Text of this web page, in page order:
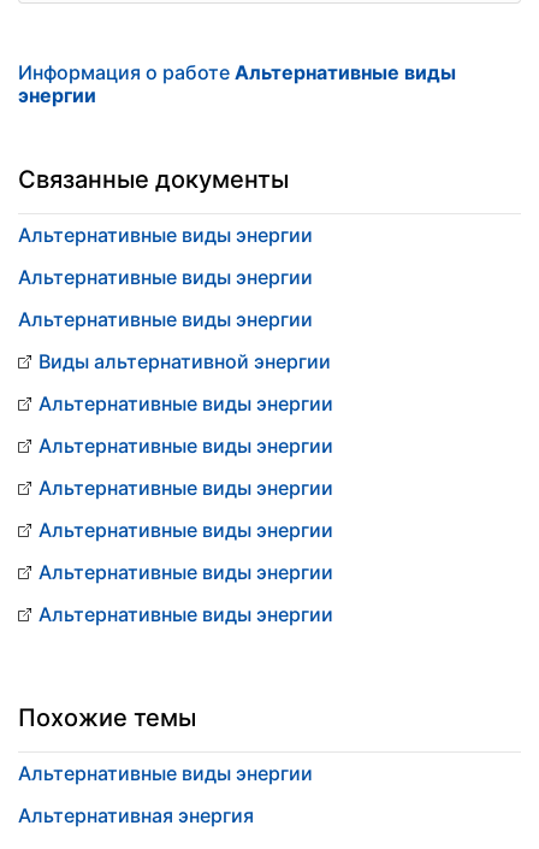
Информация о работе Альтернативные виды
энергии
Связанные документы
Альтернативные виды энергии
Альтернативные виды энергии
Альтернативные виды энергии
Виды альтернативной энергии
Альтернативные виды энергии
Альтернативные виды энергии
Альтернативные виды энергии
Альтернативные виды энергии
Альтернативные виды энергии
Альтернативные виды энергии
Похожие темы
Альтернативные виды энергии
Альтернативная энергия